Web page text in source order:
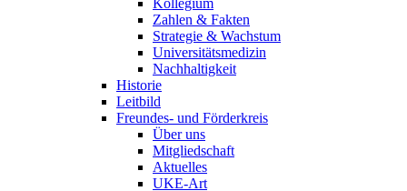
Kollegium
Zahlen & Fakten
Strategie & Wachstum
Universitätsmedizin
Nachhaltigkeit
Historie
Leitbild
Freundes- und Förderkreis
Über uns
Mitgliedschaft
Aktuelles
UKE-Art